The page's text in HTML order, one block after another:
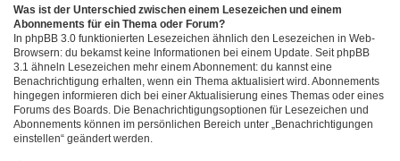
Was ist der Unterschied zwischen einem Lesezeichen und einem
Abonnements für ein Thema oder Forum?
In phpBB 3.0 funktionierten Lesezeichen ähnlich den Lesezeichen in Web-
Browsern: du bekamst keine Informationen bei einem Update. Seit phpBB
3.1 ähneln Lesezeichen mehr einem Abonnement: du kannst eine
Benachrichtigung erhalten, wenn ein Thema aktualisiert wird. Abonnements
hingegen informieren dich bei einer Aktualisierung eines Themas oder eines
Forums des Boards. Die Benachrichtigungsoptionen für Lesezeichen und
Abonnements können im persönlichen Bereich unter „Benachrichtigungen
einstellen“ geändert werden.